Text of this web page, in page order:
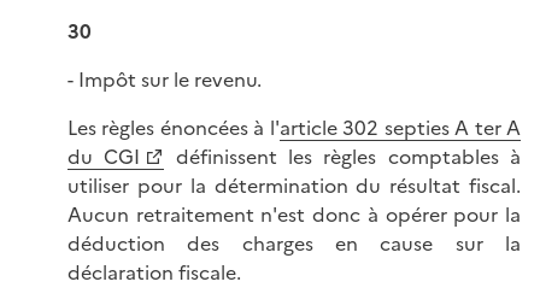
30
- Impôt sur le revenu.
Les règles énoncées à l'article 302 septies A ter A
du CGI
définissent les règles comptables à
utiliser pour la détermination du résultat fiscal.
Aucun retraitement n'est donc à opérer pour la
déduction des charges en cause sur la
déclaration fiscale.